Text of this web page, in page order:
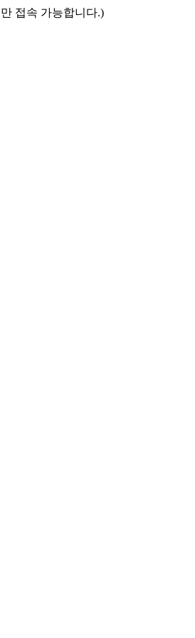
만 접속 가능합니다.)